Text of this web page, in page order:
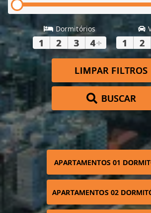
Dormitórios
1 2 3 4+ 1 2
LIMPAR FILTROS
BUSCAR
APARTAMENTOS 01
APARTAMENTOS 02